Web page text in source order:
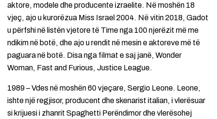
aktore, modele dhe producente izraelite. Në moshën 18
vjeç, ajo u kurorëzua Miss Israel 2004. Në vitin 2018, Gadot
u përfshi në listën vjetore të Time nga 100 njerëzit më me
ndikim në botë, dhe ajo u rendit në mesin e aktoreve më të
paguara në botë. Disa nga filmat e saj janë, Wonder
Woman, Fast and Furious, Justice League.
1989 – Vdes në moshën 60 vjeçare, Sergio Leone. Leone,
ishte një regjisor, producent dhe skenarist italian, i vlerësuar
si krijuesi i zhanrit Spaghetti Perëndimor dhe vlerësohej